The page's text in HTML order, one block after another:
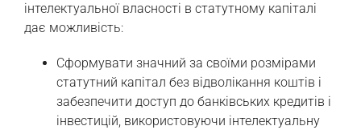
інтелектуальної власності в статутному капіталі
дає можливість:
Сформувати значний за своїми розмірами
статутний капітал без відволікання коштів і
забезпечити доступ до банківських кредитів і
інвестицій, використовуючи інтелектуальну